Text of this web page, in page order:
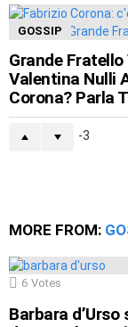
GOSSIP
Grande
Valentina Nulli
Corona? Parla
-3
MORE FROM:
6 Votes
Barbara